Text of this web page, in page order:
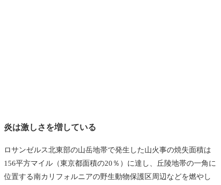
炎は激しさを増している
ロサンゼルス北東部の山岳地帯で発生した山火事の焼失面積は
156平方マイル（東京都面積の20％）に達し、丘陵地帯の一角に
位置する南カリフォルニアの野生動物保護区周辺などを燃やし